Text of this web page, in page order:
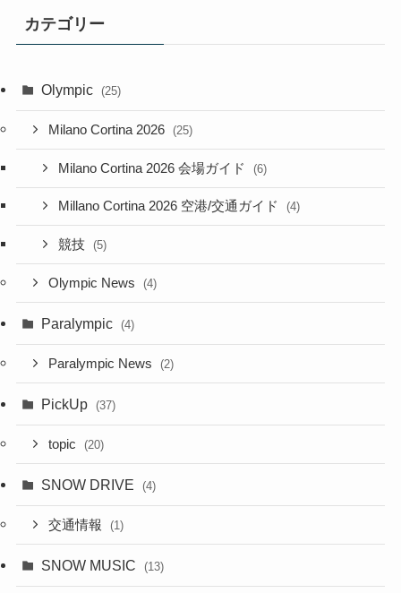
カテゴリー
Olympic (25)
Milano Cortina 2026 (25)
Milano Cortina 2026 会場ガイド (6)
Millano Cortina 2026 空港/交通ガイド (4)
競技 (5)
Olympic News (4)
Paralympic (4)
Paralympic News (2)
PickUp (37)
topic (20)
SNOW DRIVE (4)
交通情報 (1)
SNOW MUSIC (13)